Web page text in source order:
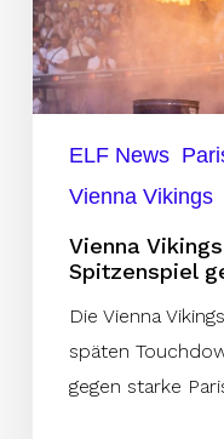
Musketeers
ELF News
Vienna Vikings
Vienna
Spitzenspiel
Die Vienna
späten
gegen starke